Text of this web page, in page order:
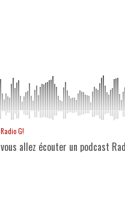
Radio G!
vous allez écouter un podcast